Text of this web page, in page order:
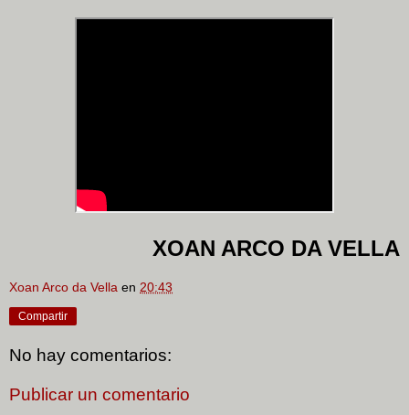
XOAN ARCO DA VELLA
Xoan Arco da Vella en 20:43
Compartir
No hay comentarios:
Publicar un comentario